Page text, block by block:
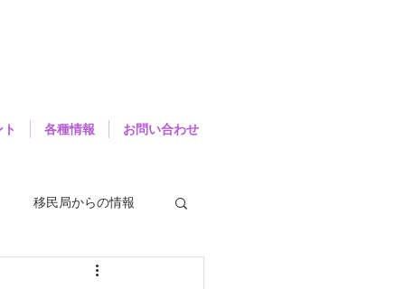
各種情報 お問い合わせ
移民局からの情報